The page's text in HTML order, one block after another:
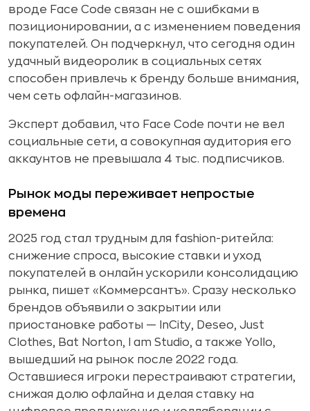
вроде Face Code связан не с ошибками в
позиционировании, а с изменением поведения
покупателей. Он подчеркнул, что сегодня один
удачный видеоролик в социальных сетях
способен привлечь к бренду больше внимания,
чем сеть офлайн-магазинов.
Эксперт добавил, что Face Code почти не вел
социальные сети, а совокупная аудитория его
аккаунтов не превышала 4 тыс. подписчиков.
Рынок моды переживает непростые
времена
2025 год стал трудным для fashion-ритейла:
снижение спроса, высокие ставки и уход
покупателей в онлайн ускорили консолидацию
рынка, пишет «Коммерсантъ». Сразу несколько
брендов объявили о закрытии или
приостановке работы — InCity, Deseo, Just
Clothes, Bat Norton, I am Studio, а также Yollo,
вышедший на рынок после 2022 года.
Оставшиеся игроки перестраивают стратегии,
снижая долю офлайна и делая ставку на